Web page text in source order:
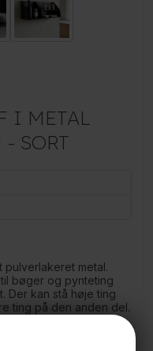
I METAL
SORT
metal.
bøger og pynteting
Der kan stå høje ting
ting på den anden del.